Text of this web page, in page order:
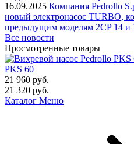
16.09.2025 Компания Pedrollo
новый электронасос TURBO,
предыдущим моделям 2CP 14 и
Все новости
Просмотренные товары
PKS 60
21 960 руб.
21 320 руб.
Каталог Меню